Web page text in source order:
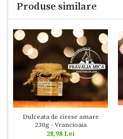
Produse similare
Dulceata de cirese amare
230g - Vrancioaia
28,98 Lei